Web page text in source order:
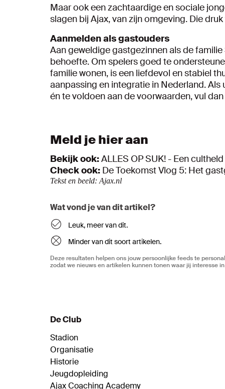
Maar ook een zachtaardige en sociale
slagen bij Ajax, van zijn omgeving. Die
Aanmelden als gastouders
Aan geweldige gastgezinnen als de
behoefte. Om spelers goed te
familie wonen, is een liefdevol en stabiel
aanpassing en integratie in Nederland.
én te voldoen aan de voorwaarden, vul
Meld je hier aan
Bekijk ook:ALLES OP SUK! - Een
Check ook: De Toekomst Vlog 5: Het
Tekst en beeld: Ajax.nl
Wat vond je van dit artikel?
Leuk, meer van dit.
Minder van dit soort artikelen.
Deze resultaten helpen ons jouw persoonlijke feeds te
zodat we nieuws en artikelen kunnen tonen waar jij interesse
De Club
Stadion
Organisatie
Historie
Jeugdopleiding
Ajax Coaching Academy